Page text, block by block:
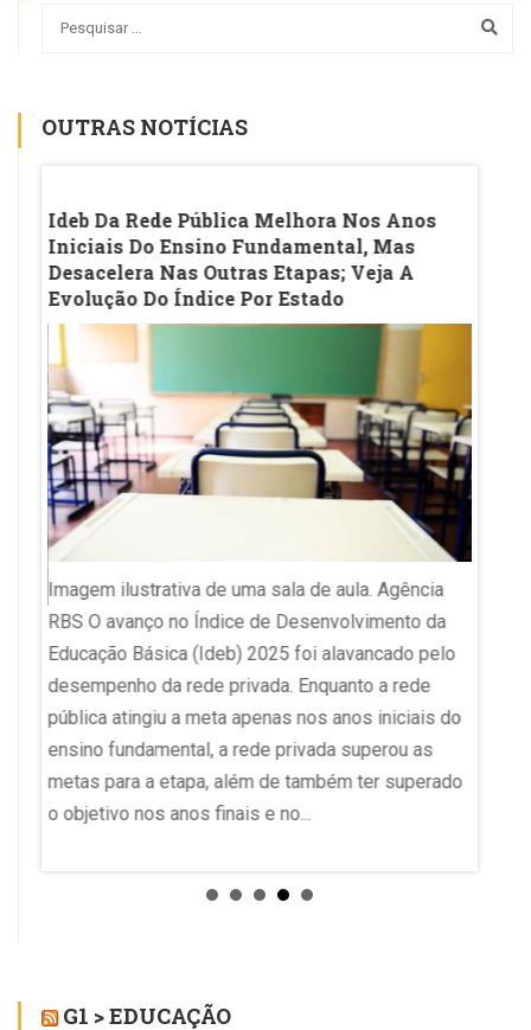
OUTRAS NOTÍCIAS
Ideb Da Rede Pública Melhora Nos Anos
Iniciais Do Ensino Fundamental, Mas
Desacelera Nas Outras Etapas; Veja A
Evolução Do Índice Por Estado
Imagem ilustrativa de uma sala de aula. Agência
RBS O avanço no Índice de Desenvolvimento da
Educação Básica (Ideb) 2025 foi alavancado pelo
desempenho da rede privada. Enquanto a rede
pública atingiu a meta apenas nos anos iniciais do
ensino fundamental, a rede privada superou as
metas para a etapa, além de também ter superado
o objetivo nos anos finais e no...
G1 > EDUCAÇÃO